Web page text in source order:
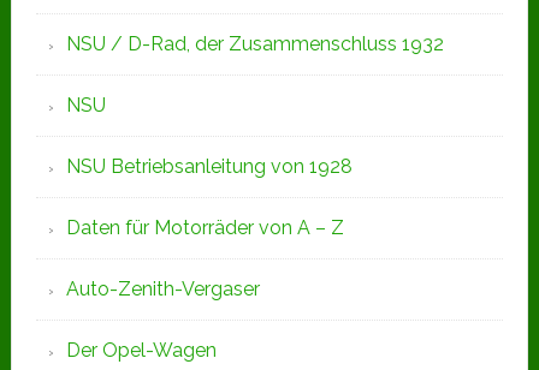
NSU / D-Rad, der Zusammenschluss 1932
NSU
NSU Betriebsanleitung von 1928
Daten für Motorräder von A – Z
Auto-Zenith-Vergaser
Der Opel-Wagen